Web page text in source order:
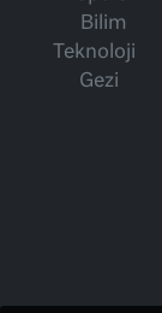
Bilim
Teknoloji
Gezi